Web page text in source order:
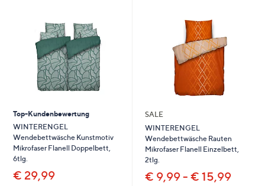
Top-Kundenbewertung
WINTERENGEL
Wendebettwäsche Kunstmotiv
Mikrofaser Flanell Doppelbett,
6tlg.
€ 29,99
SALE
WINTERENGEL
Wendebettwäsche Rauten
Mikrofaser Flanell Einzelbett,
2tlg.
€ 9,99 - € 15,99